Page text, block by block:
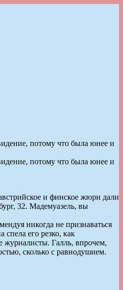
потому что была юнее и
потому что была юнее и
и финское жюри дали
32. Мадемуазель, вы
никогда не признаваться
его резко, как
журналисты. Галль, впрочем,
сколько с равнодушием.